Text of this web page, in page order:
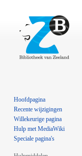
Hoofdpagina
Recente wijzigingen
Willekeurige pagina
Hulp met MediaWiki
Speciale pagina's